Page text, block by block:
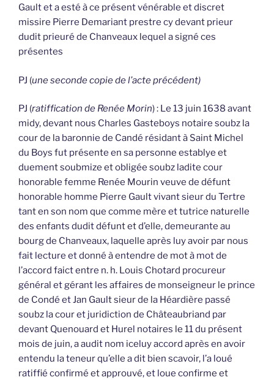
Gault et a esté à ce présent vénérable et discret
missire Pierre Demariant prestre cy devant prieur
dudit prieuré de Chanveaux lequel a signé ces
présentes
PJ (une seconde copie de l’acte précédent)
PJ (ratiffication de Renée Morin) : Le 13 juin 1638 avant
midy, devant nous Charles Gasteboys notaire soubz la
cour de la baronnie de Candé résidant à Saint Michel
du Boys fut présente en sa personne establye et
duement soubmize et obligée soubz ladite cour
honorable femme Renée Mourin veuve de défunt
honorable homme Pierre Gault vivant sieur du Tertre
tant en son nom que comme mère et tutrice naturelle
des enfants dudit défunt et d’elle, demeurante au
bourg de Chanveaux, laquelle après luy avoir par nous
fait lecture et donné à entendre de mot à mot de
l’accord faict entre n. h. Louis Chotard procureur
général et gérant les affaires de monseigneur le prince
de Condé et Jan Gault sieur de la Héardière passé
soubz la cour et juridiction de Châteaubriand par
devant Quenouard et Hurel notaires le 11 du présent
mois de juin, a audit nom iceluy accord après en avoir
entendu la teneur qu’elle a dit bien scavoir, l’a loué
ratiffié confirmé et approuvé, et loue confirme et